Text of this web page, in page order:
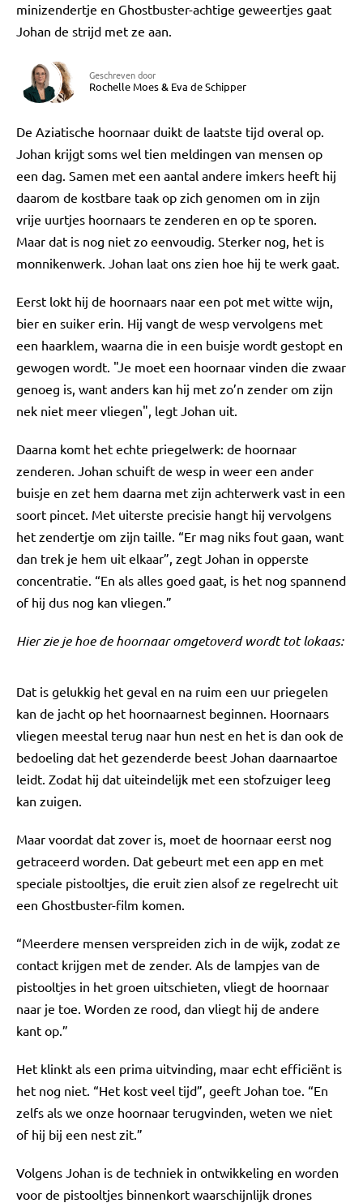
minizendertje en Ghostbuster-achtige geweertjes gaat
Johan de strijd met ze aan.
Geschreven door
Rochelle Moes& Eva de Schipper
De Aziatische hoornaar duikt de laatste tijd overal op.
Johan krijgt soms wel tien meldingen van mensen op
een dag. Samen met een aantal andere imkers heeft hij
daarom de kostbare taak op zich genomen om in zijn
vrije uurtjes hoornaars te zenderen en op te sporen.
Maar dat is nog niet zo eenvoudig. Sterker nog, het is
monnikenwerk. Johan laat ons zien hoe hij te werk gaat.
Eerst lokt hij de hoornaars naar een pot met witte wijn,
bier en suiker erin. Hij vangt de wesp vervolgens met
een haarklem, waarna die in een buisje wordt gestopt en
gewogen wordt. "Je moet een hoornaar vinden die zwaar
genoeg is, want anders kan hij met zo’n zender om zijn
nek niet meer vliegen", legt Johan uit.
Daarna komt het echte priegelwerk: de hoornaar
zenderen. Johan schuift de wesp in weer een ander
buisje en zet hem daarna met zijn achterwerk vast in een
soort pincet. Met uiterste precisie hangt hij vervolgens
het zendertje om zijn taille. “Er mag niks fout gaan, want
dan trek je hem uit elkaar”, zegt Johan in opperste
concentratie. “En als alles goed gaat, is het nog spannend
of hij dus nog kan vliegen.”
Hier zie je hoe de hoornaar omgetoverd wordt tot lokaas:
Dat is gelukkig het geval en na ruim een uur priegelen
kan de jacht op het hoornaarnest beginnen. Hoornaars
vliegen meestal terug naar hun nest en het is dan ook de
bedoeling dat het gezenderde beest Johan daarnaartoe
leidt. Zodat hij dat uiteindelijk met een stofzuiger leeg
kan zuigen.
Maar voordat dat zover is, moet de hoornaar eerst nog
getraceerd worden. Dat gebeurt met een app en met
speciale pistooltjes, die eruit zien alsof ze regelrecht uit
een Ghostbuster-film komen.
“Meerdere mensen verspreiden zich in de wijk, zodat ze
contact krijgen met de zender. Als de lampjes van de
pistooltjes in het groen uitschieten, vliegt de hoornaar
naar je toe. Worden ze rood, dan vliegt hij de andere
kant op.”
Het klinkt als een prima uitvinding, maar echt efficiënt is
het nog niet. “Het kost veel tijd”, geeft Johan toe. “En
zelfs als we onze hoornaar terugvinden, weten we niet
of hij bij een nest zit.”
Volgens Johan is de techniek in ontwikkeling en worden
voor de pistooltjes binnenkort waarschijnlijk drones